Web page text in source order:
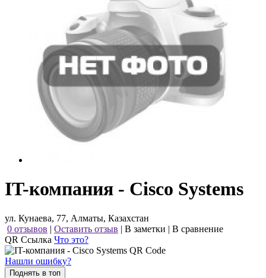
IT-компания - Cisco Systems
ул. Кунаева, 77, Алматы, Казахстан
0 отзывов | Оставить отзыв | В заметки | В сравнение
QR Ссылка Что это?
Нашли ошибку?
Поднять в топ